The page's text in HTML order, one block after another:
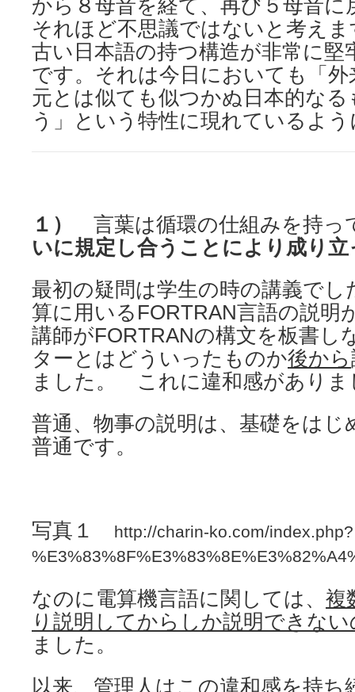
から８母音を経て、再び５母音
それほど不思議ではないと考え
古い日本語の持つ構造が非常に
です。それは今日においても「
元とは似ても似つかぬ日本的な
う」という特性に現れているよ
１）
言葉は循環の仕組みを持っ
いに規定し合うことにより成り
最初の疑問は学生の時の講義で
算に用いるFORTRAN言語の
講師がFORTRANの構文を板書し
ターとはどういったものか後から
ました。 これに違和感がありま
普通、物事の説明は、基礎をは
普通です。
写真１
http://charin-ko.com/index.php?
なのに電算機言語に関しては、 複
り説明してからしか説明できない
ました。
以来、管理人はこの違和感を持